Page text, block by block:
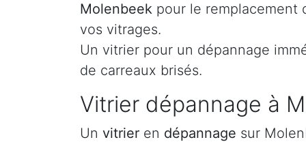
Molenbeek pour le remplacement
vos vitrages.
Un vitrier pour un dépannage
de carreaux brisés.
Vitrier dépannage à
Un vitrier en dépannage sur